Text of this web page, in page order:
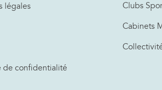
légales
de confidentialité
Clubs
Cabinets